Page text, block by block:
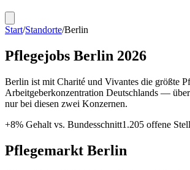
Start/Standorte/Berlin
Pflegejobs Berlin 2026
Berlin ist mit Charité und Vivantes die größte
Arbeitgeberkonzentration Deutschlands —
nur bei diesen zwei Konzernen.
+8% Gehalt vs. Bundesschnitt1.205 offene
Pflegemarkt Berlin